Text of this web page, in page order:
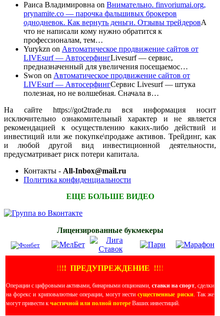
Раиса Владимировна on Внимательно. finvoriumai.org,
prynamite.co — парочка фальшивых брокеров
однодневок. Как вернуть деньги. Отзывы трейдеровА
что не написали кому нужно обратится к
профессионалам, тем…
Yurykzn on Автоматическое продвижение сайтов от
LIVEsurf — АвтосерфингLivesurf — сервис,
предназначенный для увеличения посещаемос…
Swon on Автоматическое продвижение сайтов от
LIVEsurf — АвтосерфингСервис Livesurf — штука
полезная, но не волшебная. Сначала в…
На сайте https://got2trade.ru вся информация носит
исключительно ознакомительный характер и не является
рекомендацией к осуществлению каких-либо действий и
инвестиций или же покупке\продаже активов. Трейдинг, как
и любой другой вид инвестиционной деятельности,
предусматривает риск потери капитала.
Контакты - All-Inbox@mail.ru
Политика конфиденциальности
ЕЩЕ БОЛЬШЕ ВИДЕО
Лицензированные букмекеры
!!!! ПРЕДУПРЕЖДЕНИЕ !!!!
Операции с цифровыми активами, бинарными опционами, ставки на спорт, сделки
на форекс и криповалютные операции, могут нестисущественные риски. Так же
могут привести к частичной или полной потере Ваших инвестиций.